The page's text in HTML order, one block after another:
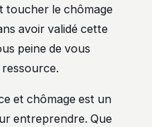
toucher le chômage
avoir validé cette
peine de vous
et chômage est un
entreprendre. Que